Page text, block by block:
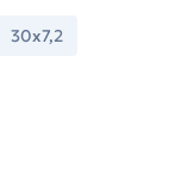
30х7,2